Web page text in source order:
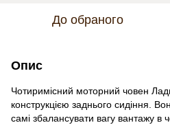
До обраного
Опис
Чотиримісний моторний човен
конструкцією заднього сидіння.
самі збалансувати вагу вантажу в